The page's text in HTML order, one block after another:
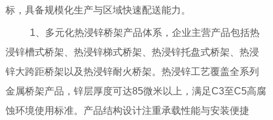
标，具备规模化生产与区域快速配送能力。
1、多元化热浸锌桥架产品体系，企业主营产品包括热
浸锌槽式桥架、热浸锌梯式桥架、热浸锌托盘式桥架、热浸
锌大跨距桥架以及热浸锌耐火桥架。热浸锌工艺覆盖全系列
金属桥架产品，锌层厚度可达85微米以上，满足C3至C5高腐
蚀环境使用标准。产品结构设计注重承载性能与安装便捷